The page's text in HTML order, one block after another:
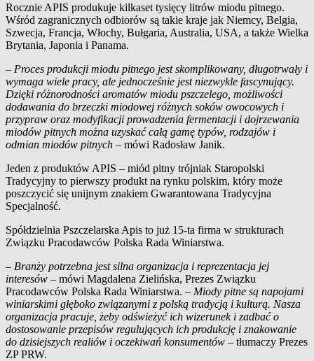
Rocznie APIS produkuje kilkaset tysięcy litrów miodu pitnego.
Wśród zagranicznych odbiorów są takie kraje jak Niemcy, Belgia,
Szwecja, Francja, Włochy, Bułgaria, Australia, USA, a także Wielka
Brytania, Japonia i Panama.
– Proces produkcji miodu pitnego jest skomplikowany, długotrwały i
wymaga wiele pracy, ale jednocześnie jest niezwykle fascynujący.
Dzięki różnorodności aromatów miodu pszczelego, możliwości
dodawania do brzeczki miodowej różnych soków owocowych i
przypraw oraz modyfikacji prowadzenia fermentacji i dojrzewania
miodów pitnych można uzyskać całą gamę typów, rodzajów i
odmian miodów pitnych – mówi Radosław Janik.
Jeden z produktów APIS – miód pitny trójniak Staropolski
Tradycyjny to pierwszy produkt na rynku polskim, który może
poszczycić się unijnym znakiem Gwarantowana Tradycyjna
Specjalność.
Spółdzielnia Pszczelarska Apis to już 15-ta firma w strukturach
Związku Pracodawców Polska Rada Winiarstwa.
– Branży potrzebna jest silna organizacja i reprezentacja jej
interesów – mówi Magdalena Zielińska, Prezes Związku
Pracodawców Polska Rada Winiarstwa. – Miody pitne są napojami
winiarskimi głęboko związanymi z polską tradycją i kulturą. Nasza
organizacja pracuje, żeby odświeżyć ich wizerunek i zadbać o
dostosowanie przepisów regulujących ich produkcję i znakowanie
do dzisiejszych realiów i oczekiwań konsumentów – tłumaczy Prezes
ZP PRW.